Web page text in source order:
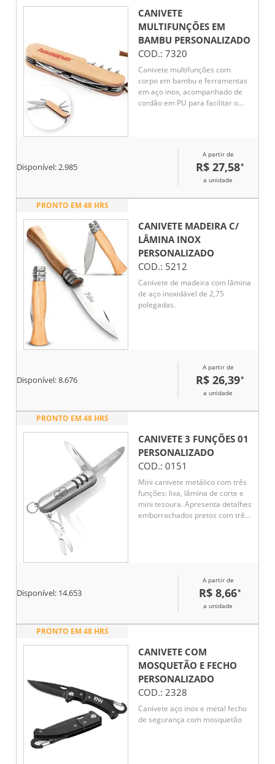
CANIVETE
MULTIFUNÇÕES EM
BAMBU PERSONALIZADO
COD.: 7320
Canivete multifunções com
corpo em bambu e ferramentas
em aço inox, acompanhado de
cordão em PU para facilitar o
Compacto e prático para uso
Disponível:2.985
A partir de
R$ 27,58*
a unidade
PRONTO EM 48 HRS
CANIVETE MADEIRA C/
LÂMINA INOX
PERSONALIZADO
COD.: 5212
Canivete de madeira com lâmina
de aço inoxidável de 2,75
polegadas.
Disponível:8.676
A partir de
R$ 26,39*
a unidade
PRONTO EM 48 HRS
CANIVETE 3 FUNÇÕES 01
PERSONALIZADO
COD.: 0151
Mini canivete metálico com três
funções: lixa, lâmina de corte e
mini tesoura. Apresenta detalhes
emborrachados pretos com três
Disponível: 14.653
A partir de
R$ 8,66*
a unidade
PRONTO EM 48 HRS
CANIVETE COM
MOSQUETÃO E FECHO
PERSONALIZADO
COD.: 2328
Canivete aço inox e metal fecho
de segurança com mosquetão